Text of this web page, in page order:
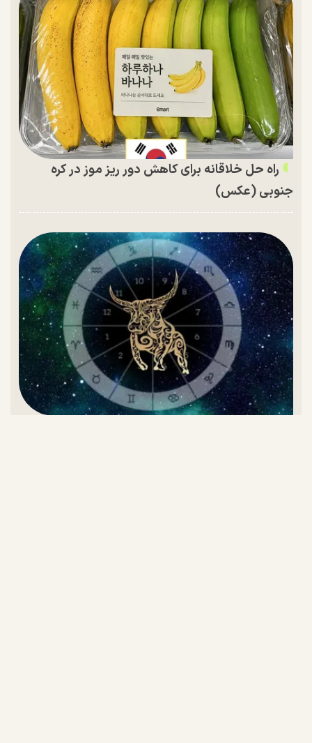
راه حل خلاقانه برای کاهش دور ریز موز در کره
جنوبی (عکس)